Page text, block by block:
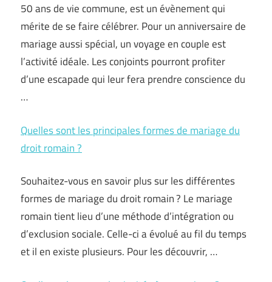
50 ans de vie commune, est un évènement qui
mérite de se faire célébrer. Pour un anniversaire de
mariage aussi spécial, un voyage en couple est
l’activité idéale. Les conjoints pourront profiter
d’une escapade qui leur fera prendre conscience du
…
Quelles sont les principales formes de mariage du
droit romain ?
Souhaitez-vous en savoir plus sur les différentes
formes de mariage du droit romain ? Le mariage
romain tient lieu d’une méthode d’intégration ou
d’exclusion sociale. Celle-ci a évolué au fil du temps
et il en existe plusieurs. Pour les découvrir, …